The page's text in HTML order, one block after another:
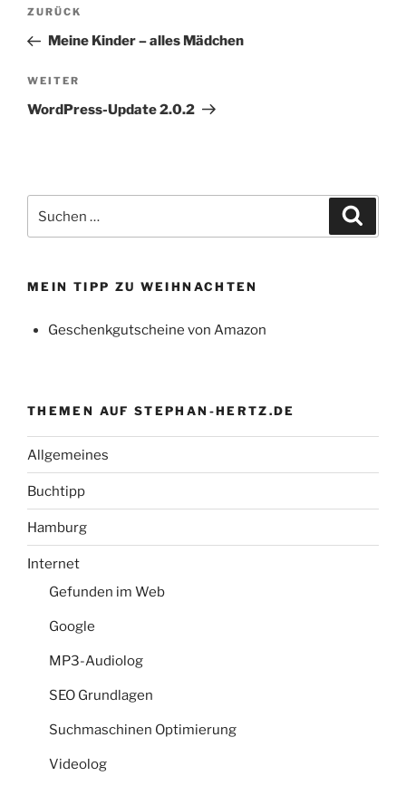
Vorheriger
Beitrag
ZURÜCK
Meine Kinder – alles Mädchen
Nächster
Beitrag
WEITER
WordPress-Update 2.0.2
nach:
MEIN TIPP ZU WEIHNACHTEN
Geschenkgutscheine von Amazon
THEMEN AUF STEPHAN-HERTZ.DE
Allgemeines
Buchtipp
Hamburg
Internet
Gefunden im Web
Google
MP3-Audiolog
SEO Grundlagen
Suchmaschinen Optimierung
Videolog